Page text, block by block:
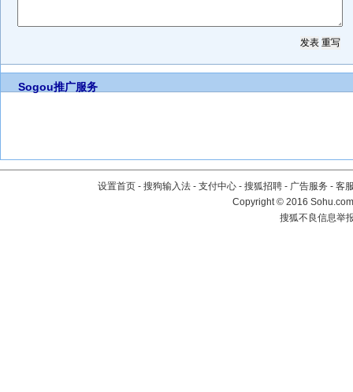
Sogou推广服务
设置首页 - 搜狗输入法 - 支付中心 - 搜狐招聘 - 广告服务 - 客
Copyright©2016
搜狐不良信息举